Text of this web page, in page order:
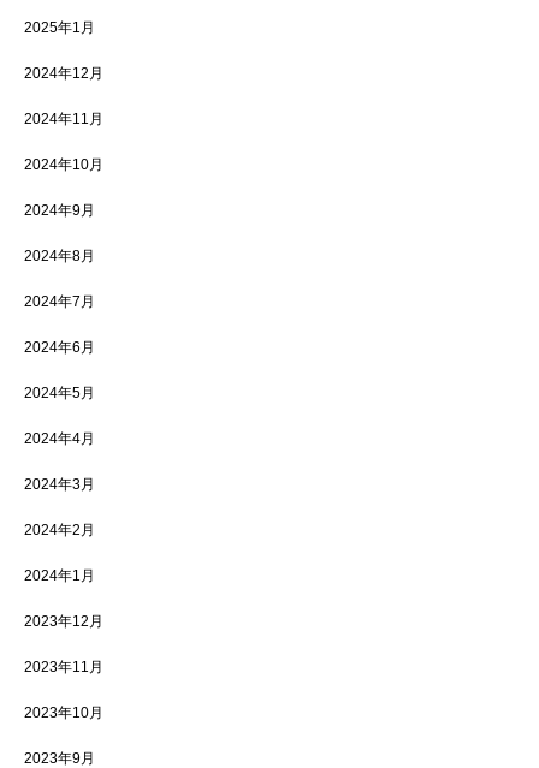
2025年1月
2024年12月
2024年11月
2024年10月
2024年9月
2024年8月
2024年7月
2024年6月
2024年5月
2024年4月
2024年3月
2024年2月
2024年1月
2023年12月
2023年11月
2023年10月
2023年9月